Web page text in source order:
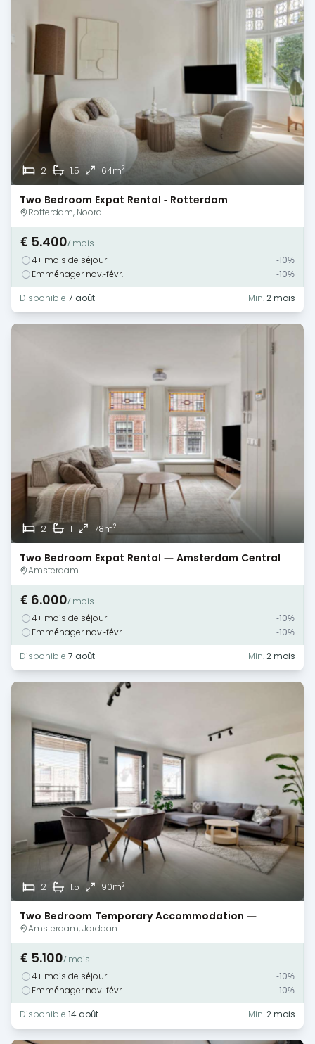
2 1.5 64m2
Two Bedroom Expat Rental - Rotterdam
Rotterdam, Noord
€ 5.400/ mois
4+ mois de séjour
-10%
Emménager nov.-févr.
-10%
Disponible 7 août Min.2 mois
2 1 78m2
Two Bedroom Expat Rental — Amsterdam Central
Amsterdam
€ 6.000/ mois
4+ mois de séjour
-10%
Emménager nov.-févr.
-10%
Disponible 7 août Min.2 mois
2 1.5 90m2
Two Bedroom Temporary Accommodation —
Amsterdam — Terrace
Amsterdam, Jordaan
€ 5.100/ mois
4+ mois de séjour
-10%
Emménager nov.-févr.
-10%
Disponible 14 août Min.2 mois